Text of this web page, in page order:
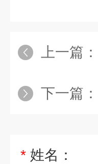
上一篇：
下一篇：
* 姓名：